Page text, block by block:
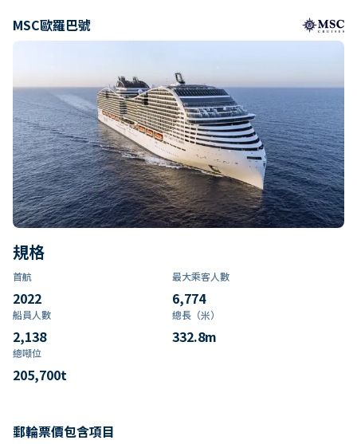
MSC歐羅巴號
規格
首航
2022
最大乘客人數
6,774
船員人數
2,138
總長（米）
332.8m
總噸位
205,700t
郵輪票價包含項目